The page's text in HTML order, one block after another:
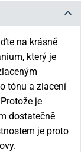
na krásně
který je
tónu a zlacení
je
dostatečně
je proto